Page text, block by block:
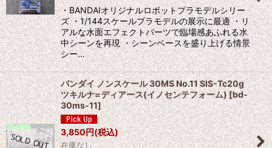
・BANDAIオリジナルロボットプラモデルシリー
ズ ・1/144スケールプラモデルの展示に最適 ・リ
アルな水面エフェクトパーツで臨場感あふれる水
中シーンを再現 ・シーンベースを盛り上げる情景
シー…
バンダイ ノンスケール 30MS No.11 SIS-Tc20g
ツキルナ=ディアース(イノセンテフォーム)[bd-
30ms-11]
3,850円(税込)
在庫なし